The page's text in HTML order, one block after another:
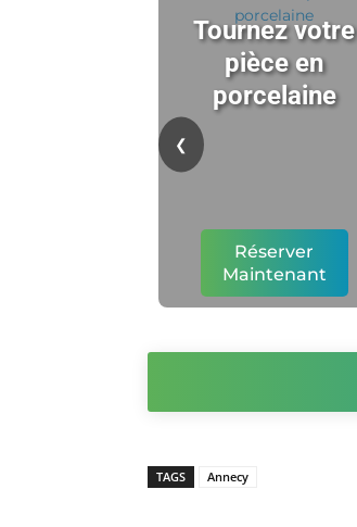
Tournez votre
pièce en
porcelaine
Réserver
Maintenant
❮
TAGS Annecy